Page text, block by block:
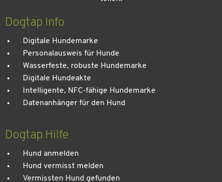
Dogtap Info
Digitale Hundemarke
Personalausweis für Hunde
Wasserfeste, robuste Hundemarke
Digitale Hundeakte
Intelligente, NFC-fähige Hundemarke
Datenanhänger für den Hund
Dogtap Hilfe
Hund anmelden
Hund vermisst melden
Vermissten Hund gefunden